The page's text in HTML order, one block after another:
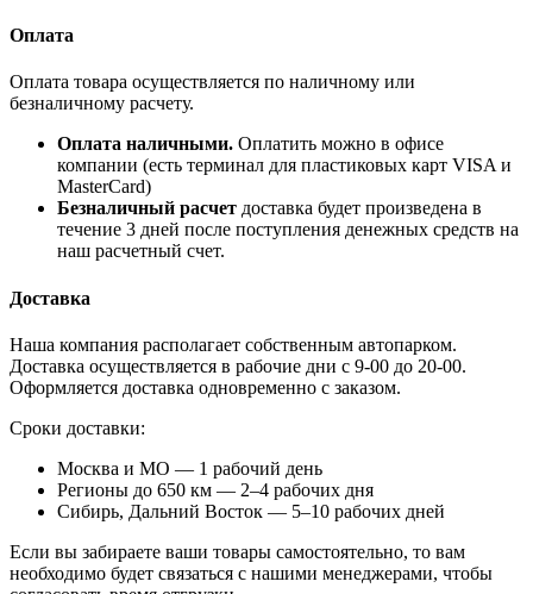
Оплата
Оплата товара осуществляется по наличному или
безналичному расчету.
Оплата наличными. Оплатить можно в офисе
компании (есть терминал для пластиковых карт VISA и
MasterCard)
Безналичный расчет доставка будет произведена в
течение 3 дней после поступления денежных средств на
наш расчетный счет.
Доставка
Наша компания располагает собственным автопарком.
Доставка осуществляется в рабочие дни с 9-00 до 20-00.
Оформляется доставка одновременно с заказом.
Сроки доставки:
Москва и МО — 1 рабочий день
Регионы до 650 км — 2–4 рабочих дня
Сибирь, Дальний Восток — 5–10 рабочих дней
Если вы забираете ваши товары самостоятельно, то вам
необходимо будет связаться с нашими менеджерами, чтобы